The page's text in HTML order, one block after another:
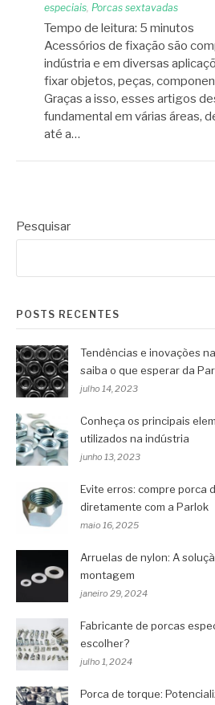
especiais Porcas sextavadas
Tempo de leitura: 5 minutos
Acessórios de fixação são
indústria e em diversas
fixar objetos, peças,
Graças a isso, esses artigos
fundamental em várias áreas,
até a…
Pesquisar
POSTS RECENTES
Tendências e inovações
saiba o que esperar da
julho 14, 2023
Conheça os principais
utilizados na indústria
junho 13, 2023
Evite erros: compre porca
diretamente com a Parlok
maio 16, 2025
Arruelas de nylon: A
montagem
janeiro 29, 2024
Fabricante de porcas
escolher?
julho 1, 2024
Porca de torque: